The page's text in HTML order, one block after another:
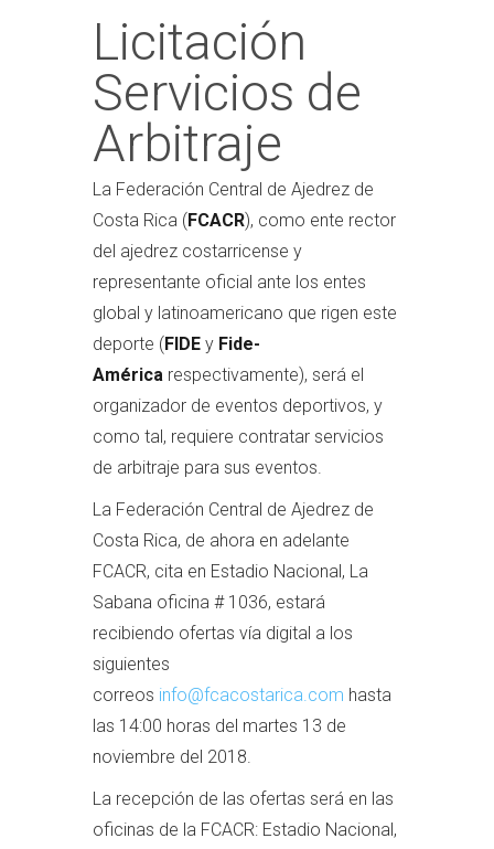
Licitación
Servicios de
Arbitraje
La Federación Central de Ajedrez de
Costa Rica (FCACR), como ente rector
del ajedrez costarricense y
representante oficial ante los entes
global y latinoamericano que rigen este
deporte (FIDE y Fide-
América respectivamente), será el
organizador de eventos deportivos, y
como tal, requiere contratar servicios
de arbitraje para sus eventos.
La Federación Central de Ajedrez de
Costa Rica, de ahora en adelante
FCACR, cita en Estadio Nacional, La
Sabana oficina # 1036, estará
recibiendo ofertas vía digital a los
siguientes
correos info@fcacostarica.com hasta
las 14:00 horas del martes 13 de
noviembre del 2018.
La recepción de las ofertas será en las
oficinas de la FCACR: Estadio Nacional,